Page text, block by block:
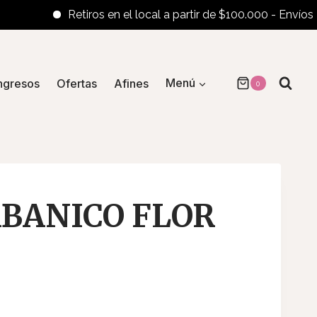
Retiros en el local a partir de $100.000 - Envíos al
Ofertas Afines Menú 0
FLOR